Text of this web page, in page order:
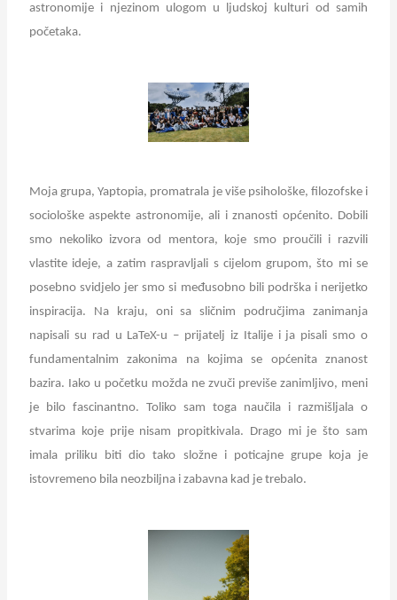
astronomije i njezinom ulogom u ljudskoj kulturi od samih
početaka.
Moja grupa, Yaptopia, promatrala je više psihološke, filozofske i
sociološke aspekte astronomije, ali i znanosti općenito. Dobili
smo nekoliko izvora od mentora, koje smo proučili i razvili
vlastite ideje, a zatim raspravljali s cijelom grupom, što mi se
posebno svidjelo jer smo si međusobno bili podrška i nerijetko
inspiracija. Na kraju, oni sa sličnim područjima zanimanja
napisali su rad u LaTeX-u – prijatelj iz Italije i ja pisali smo o
fundamentalnim zakonima na kojima se općenita znanost
bazira. Iako u početku možda ne zvuči previše zanimljivo, meni
je bilo fascinantno. Toliko sam toga naučila i razmišljala o
stvarima koje prije nisam propitkivala. Drago mi je što sam
imala priliku biti dio tako složne i poticajne grupe koja je
istovremeno bila neozbiljna i zabavna kad je trebalo.